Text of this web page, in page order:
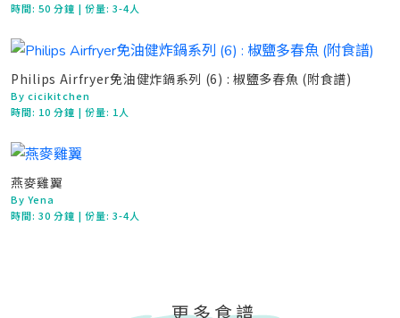
時間:50 分鐘 | 份量: 3-4人
Philips Airfryer免油健炸鍋系列 (6) : 椒鹽多春魚 (附食譜)
By cicikitchen
時間: 10 分鐘 | 份量: 1人
燕麥雞翼
By Yena
時間:30 分鐘 | 份量: 3-4人
更多食譜